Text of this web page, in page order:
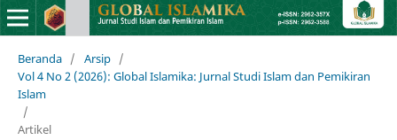
Beranda / Arsip /
Vol 4 No 2 (2026): Global Islamika: Jurnal Studi Islam dan Pemikiran
Islam
/
Artikel